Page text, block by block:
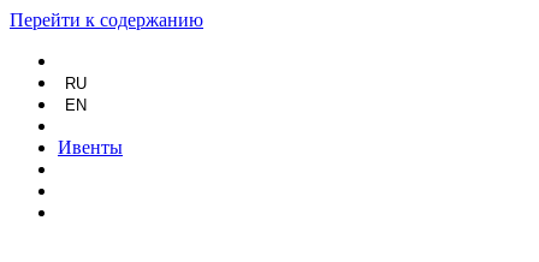
Перейти к содержанию
RU
EN
Ивенты